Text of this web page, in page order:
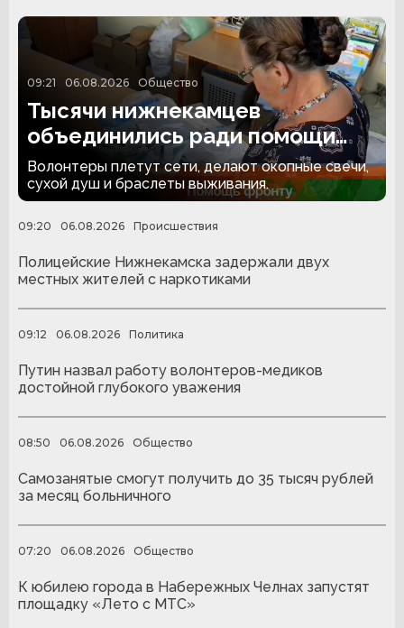
09:21 06.08.2026 Общество
Тысячи нижнекамцев
объединились ради помощи
бойцам СВО
Волонтеры плетут сети, делают окопные свечи,
сухой душ и браслеты выживания.
09:20 06.08.2026 Происшествия
Полицейские Нижнекамска задержали двух
местных жителей с наркотиками
09:12 06.08.2026 Политика
Путин назвал работу волонтеров-медиков
достойной глубокого уважения
08:50 06.08.2026 Общество
Самозанятые смогут получить до 35 тысяч рублей
за месяц больничного
07:20 06.08.2026 Общество
К юбилею города в Набережных Челнах запустят
площадку «Лето с МТС»